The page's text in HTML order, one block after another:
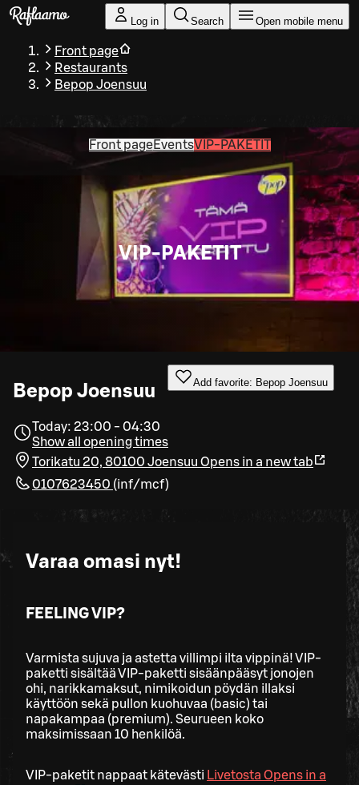
Skip to main content
Log in Search Open mobile menu
Front page
Restaurants
Bepop Joensuu
Front pageEventsVIP-PAKETIT
VIP-PAKETIT
Bepop Joensuu Add favorite: Bepop Joensuu
Today: 23:00 - 04:30
Show all opening times
Torikatu 20, 80100 Joensuu Opens in a new tab
0107623450 (inf/mcf)
Varaa omasi nyt!
FEELING VIP?
Varmista sujuva ja astetta villimpi ilta vippinä! VIP-
paketti sisältää VIP-paketti sisäänpääsyt jonojen
ohi, narikkamaksut, nimikoidun pöydän illaksi
käyttöön sekä pullon kuohuvaa (basic) tai
napakampaa (premium). Seurueen koko
maksimissaan 10 henkilöä.
VIP-paketit nappaat kätevästi Livetosta Opens in a